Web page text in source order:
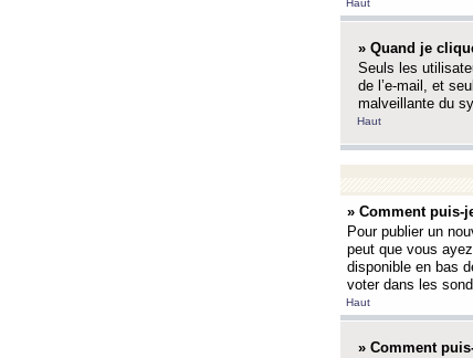
Haut
» Quand je
Seuls les
de l’e-mail, et
malveillante du
Haut
» Comment puis-
Pour publier un
peut que vous
disponible en bas
voter dans les
Haut
» Comment